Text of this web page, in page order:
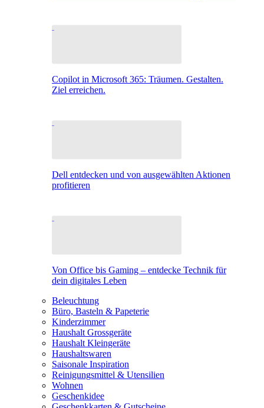
Copilot in Microsoft 365: Träumen. Gestalten.
Ziel erreichen.
Dell entdecken und von ausgewählten Aktionen
profitieren
Von Office bis Gaming – entdecke Technik für
dein digitales Leben
Beleuchtung
Büro, Basteln & Papeterie
Kinderzimmer
Haushalt Grossgeräte
Haushalt Kleingeräte
Haushaltswaren
Saisonale Inspiration
Reinigungsmittel & Utensilien
Wohnen
Geschenkidee